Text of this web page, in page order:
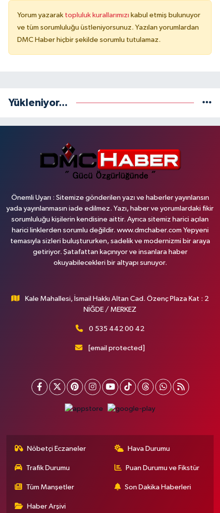
Yorum yazarak topluluk kurallarımızı kabul etmiş bulunuyor
ve tüm sorumluluğu üstleniyorsunuz. Yazılan yorumlardan
DMC Haber hiçbir şekilde sorumlu tutulamaz.
Yükleniyor...
Önemli Uyarı : Sitemize gönderilen yazı ve haberler yayınlansın
yada yayınlanmasın iade edilmez. Yazı, haber ve yorumlardaki fikir
sorumluluğu kişilerin kendisine aittir. Ayrıca sitemiz harici açılan
harici linklerden sorumlu değildir. www.dmchaber.com Yepyeni
temasıyla sizleri buluştururken, sadelik ve modernizmi bir araya
getiriyor. Şatafattan kaçınıyor ve insanlara haber
okuyabilecekleri bir altyapı sunuyor.
Kale Mahallesi, İsmail Hakkı Altan Cad. Özenç Plaza Kat : 2
NİĞDE / MERKEZ
0 535 442 00 42
[email protected]
Nöbetçi Eczaneler Hava Durumu
Trafik Durumu Puan Durumu ve Fikstür
Tüm Manşetler Son Dakika Haberleri
Haber Arşivi